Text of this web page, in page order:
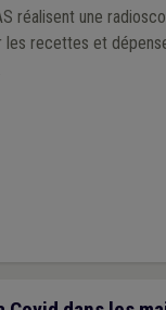
réalisent une
les recettes et